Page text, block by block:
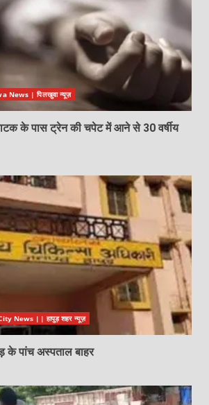
News | पिलखुवा न्यूज़
के पास ट्रेन की चपेट में आने से 30 वर्षीय
News || हापुड़ शहर न्यूज़
के पांच अस्पताल बाहर